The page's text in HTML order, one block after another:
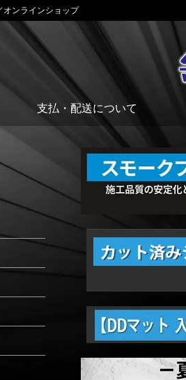
オンラインショップ
支払・配送について